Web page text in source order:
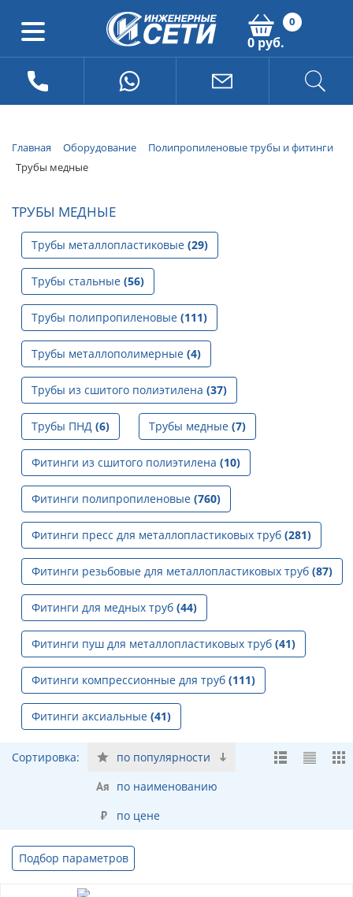
0
0 руб.
Главная Оборудование
Полипропиленовые трубы и фитинги
Трубы медные
ТРУБЫ МЕДНЫЕ
Трубы металлопластиковые (29)
Трубы стальные (56)
Трубы полипропиленовые (111)
Трубы металлополимерные (4)
Трубы из сшитого полиэтилена (37)
Трубы ПНД (6) Трубы медные (7)
Фитинги из сшитого полиэтилена (10)
Фитинги полипропиленовые (760)
Фитинги пресс для металлопластиковых труб (281)
Фитинги резьбовые для металлопластиковых труб (87)
Фитинги для медных труб (44)
Фитинги пуш для металлопластиковых труб (41)
Фитинги компрессионные для труб (111)
Фитинги аксиальные (41)
Сортировка:
по популярности
по наименованию
по цене
Подбор параметров